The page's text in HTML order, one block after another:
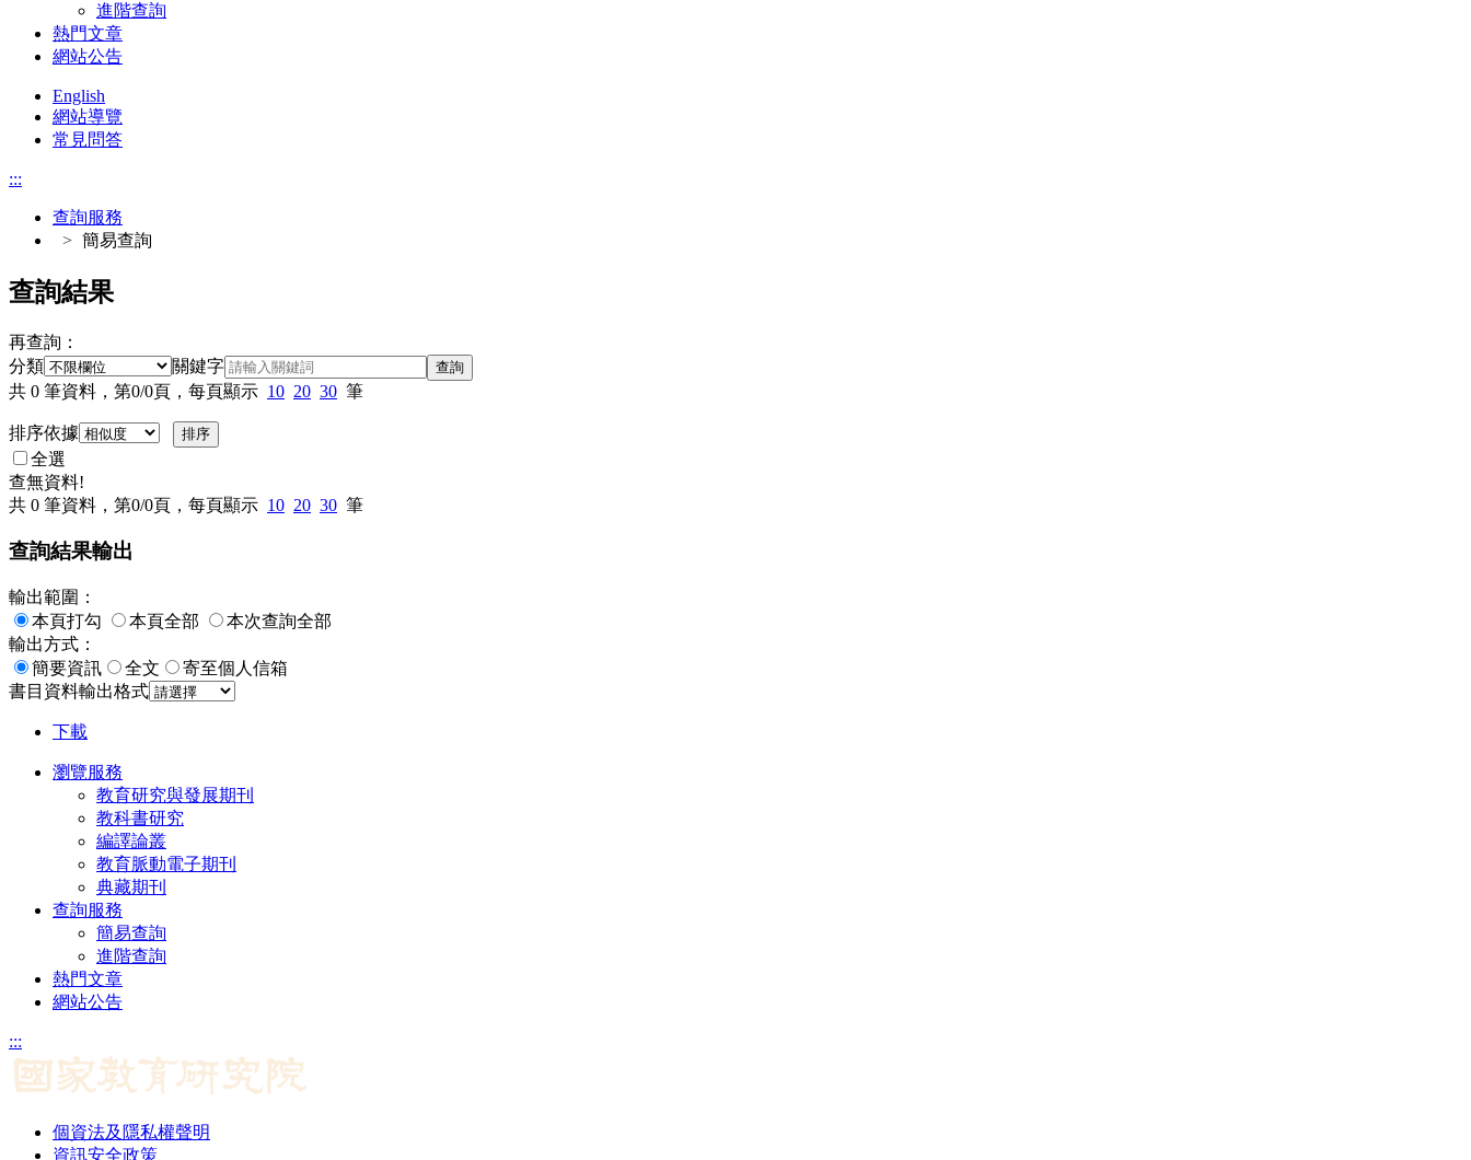
進階查詢
熱門文章
網站公告
English
網站導覽
常見問答
:::
查詢服務
簡易查詢
查詢結果
再查詢：
分類
關鍵字 查詢
共 0 筆資料，第0/0頁，每頁顯示 10 20 30 筆
排序依據
全選
查無資料!
共 0 筆資料，第0/0頁，每頁顯示 10 20 30 筆
查詢結果輸出
輸出範圍：
本頁打勾
本頁全部
本次查詢全部
輸出方式：
簡要資訊
全文
寄至個人信箱
書目資料輸出格式
下載
瀏覽服務
教育研究與發展期刊
教科書研究
編譯論叢
教育脈動電子期刊
典藏期刊
查詢服務
簡易查詢
進階查詢
熱門文章
網站公告
:::
個資法及隱私權聲明
資訊安全政策